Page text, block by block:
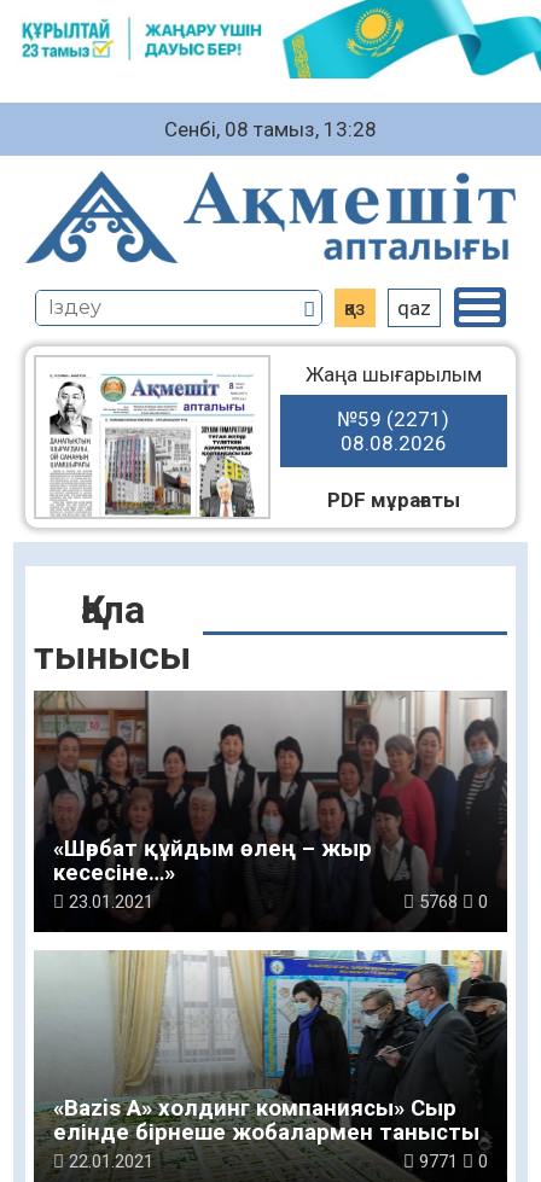
Сенбі, 08 тамыз, 13:28
қаз qaz
Жаңа шығарылым
№59 (2271)
08.08.2026
PDF мұрағаты
Қала
тынысы
«Шәрбат құйдым өлең – жыр
кесесіне…»
23.01.2021 5768 0
«Bazis A» холдинг компаниясы» Cыр
елінде бірнеше жобалармен танысты
22.01.2021 9771 0